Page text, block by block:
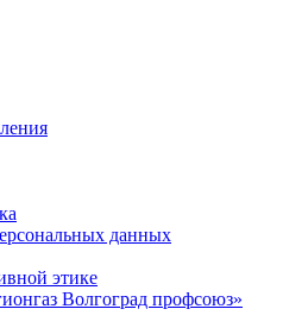
данных
этике
Волгоград профсоюз»